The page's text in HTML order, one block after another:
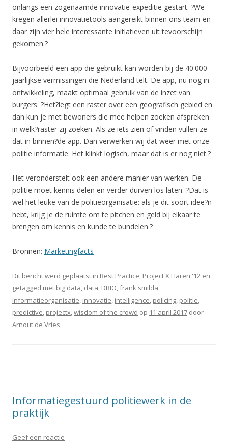
onlangs een zogenaamde innovatie-expeditie gestart. ?We
kregen allerlei innovatietools aangereikt binnen ons team en
daar zijn vier hele interessante initiatieven uit tevoorschijn
gekomen.?
Bijvoorbeeld een app die gebruikt kan worden bij de 40.000
jaarlijkse vermissingen die Nederland telt. De app, nu nog in
ontwikkeling, maakt optimaal gebruik van de inzet van
burgers. ?Het?legt een raster over een geografisch gebied en
dan kun je met bewoners die mee helpen zoeken afspreken
in welk?raster zij zoeken. Als ze iets zien of vinden vullen ze
dat in binnen?de app. Dan verwerken wij dat weer met onze
politie informatie. Het klinkt logisch, maar dat is er nog niet.?
Het veronderstelt ook een andere manier van werken. De
politie moet kennis delen en verder durven los laten. ?Dat is
wel het leuke van de politieorganisatie: als je dit soort idee?n
hebt, krijg je de ruimte om te pitchen en geld bij elkaar te
brengen om kennis en kunde te bundelen.?
Bronnen: Marketingfacts
Dit bericht werd geplaatst in Best Practice, Project X Haren '12 en
getagged met big data, data, DRIO,frank smilda,
informatieorganisatie, innovatie, intelligence, policing, politie,
predictive, projectx,wisdom of the crowd op 11 april 2017 door
Arnout de Vries.
Informatiegestuurd politiewerk in de
praktijk
Geef een reactie